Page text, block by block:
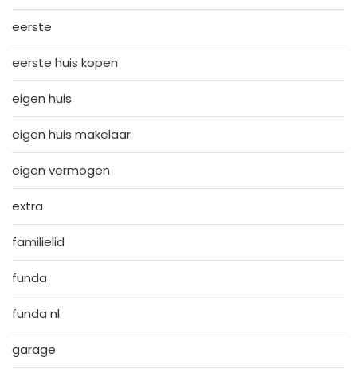
eerste
eerste huis kopen
eigen huis
eigen huis makelaar
eigen vermogen
extra
familielid
funda
funda nl
garage